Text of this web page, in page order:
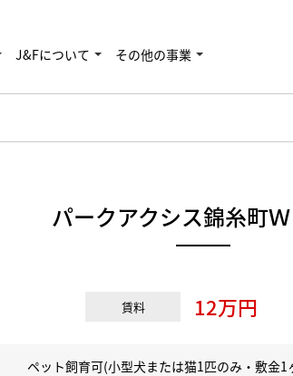
J&Fについて その他の事業
パークアクシス錦糸町
賃料 12万円
ペット飼育可(小型犬または猫1匹のみ・敷金1